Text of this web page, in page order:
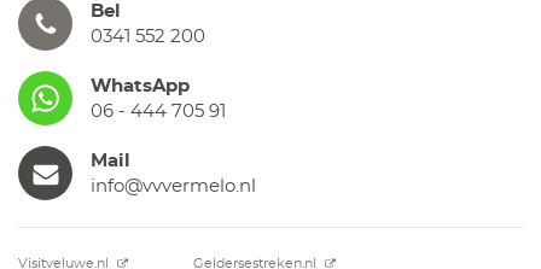
Bel
0341 552 200
WhatsApp
06 - 444 705 91
Mail
info@vvvermelo.nl
Visitveluwe.nl Geldersestreken.nl